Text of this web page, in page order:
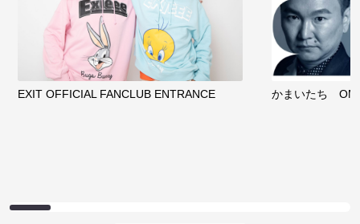
EXIT OFFICIAL FANCLUB ENTRANCE かまいたち